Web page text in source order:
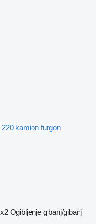
220 kamion furgon
Ogibljenje gibanj/gibanj